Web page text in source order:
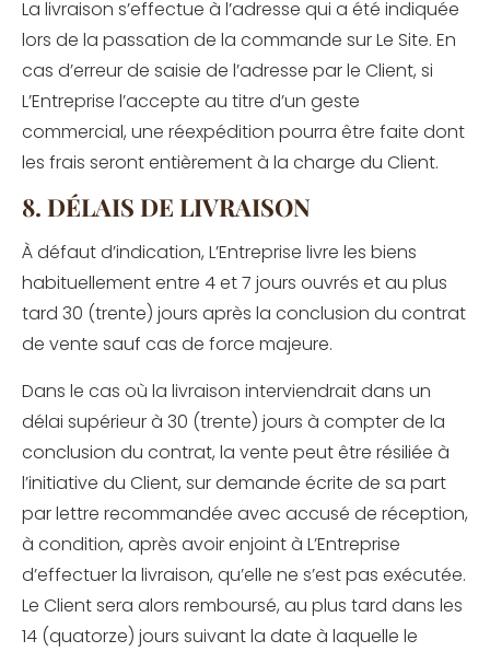
La livraison s’effectue à l’adresse qui a été indiquée
lors de la passation de la commande sur Le Site. En
cas d’erreur de saisie de l’adresse par le Client, si
L’Entreprise l’accepte au titre d’un geste
commercial, une réexpédition pourra être faite dont
les frais seront entièrement à la charge du Client.
8. DÉLAIS DE LIVRAISON
À défaut d’indication, L’Entreprise livre les biens
habituellement entre 4 et 7 jours ouvrés et au plus
tard 30 (trente) jours après la conclusion du contrat
de vente sauf cas de force majeure.
Dans le cas où la livraison interviendrait dans un
délai supérieur à 30 (trente) jours à compter de la
conclusion du contrat, la vente peut être résiliée à
l’initiative du Client, sur demande écrite de sa part
par lettre recommandée avec accusé de réception,
à condition, après avoir enjoint à L’Entreprise
d’effectuer la livraison, qu’elle ne s’est pas exécutée.
Le Client sera alors remboursé, au plus tard dans les
14 (quatorze) jours suivant la date à laquelle le